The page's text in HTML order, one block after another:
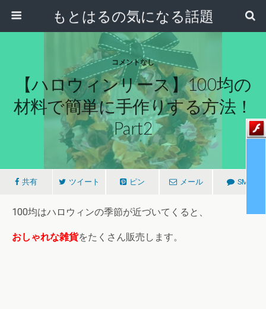
もとはるの気になる話題
コメントなし
【ハロウィンリース】100均の
材料で簡単に手作りする方法！
Part2
共有 ツイート ピン メール SMS
100均はハロウィンの季節が近づいてくると、
おしゃれな雑貨をたくさん販売します。